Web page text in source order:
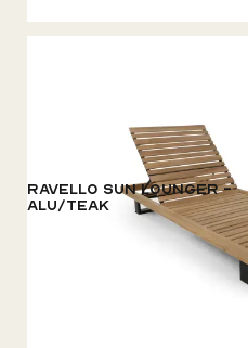
Ravello Sun Lounger -
Alu/Teak